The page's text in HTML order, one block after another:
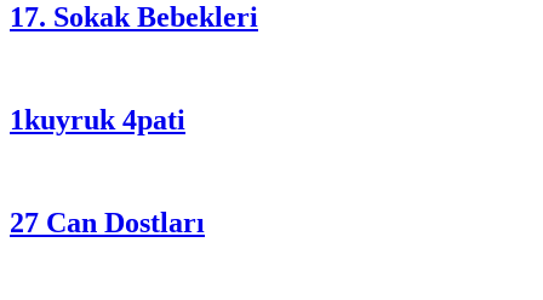
17. Sokak Bebekleri
1kuyruk 4pati
27 Can Dostları